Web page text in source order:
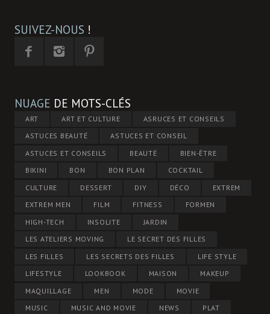
SUIVEZ-NOUS !
NUAGE DE MOTS-CLÉS
ART ART ET CULTURE
ASRUCES ET CONSEILS
ASTUCES BEAUTÉ
ASTUCES ET CONSEIL
ASTUCES ET CONSEILS
BEAUTÉ
BIEN-ÊTRE
BIKINI
BON BON PLAN
COCKTAIL
CULTURE
DESSERT DIY DÉCO
EXTREM
EXTREM MEN
FILM FITNESS
FORMEN
HIGH-TECH
INSOLITE
JARDIN
LES ATELIERS MOVING
LE SECRET DES FILLES
LES FILLES
LES SECRETS DES FILLES
LIFE STYLE
LIFESTYLE
LOOKBOOK MAISON
MAKEUP
MAQUILLAGE
MEN MODE
MOVIE
MUSIC
MUSIC AND MOVIE NEWS PLAT